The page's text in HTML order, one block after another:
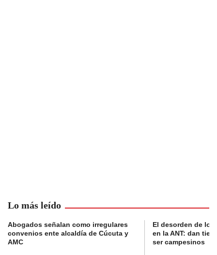
Lo más leído
Abogados señalan como irregulares
convenios ente alcaldía de Cúcuta y
AMC
El desorden de
en la ANT: dan
ser campesinos